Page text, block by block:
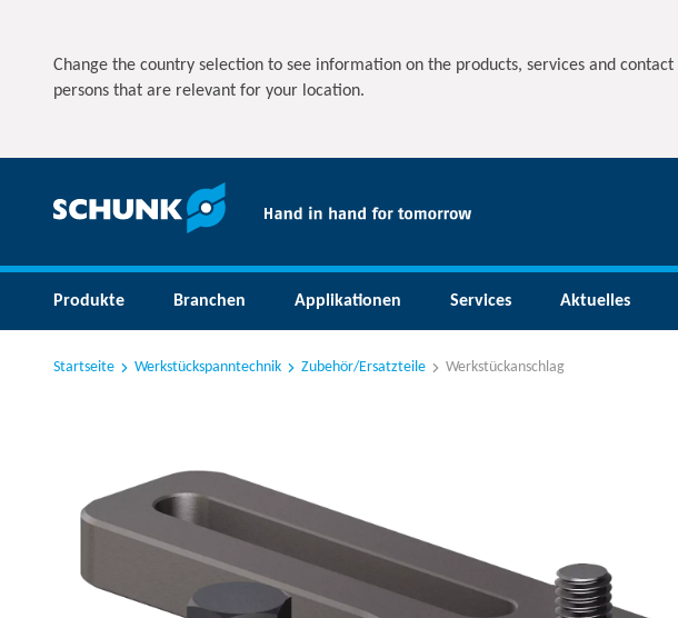
Change the country selection to see information on the products, services and contact
persons that are relevant for your location.
Produkte Branchen Applikationen Services Aktuelles
Startseite Werkstückspanntechnik Zubehör/Ersatzteile Werkstückanschlag